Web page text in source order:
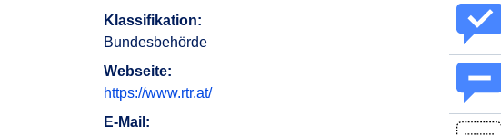
Klassifikation:
Bundesbehörde
Webseite:
https://www.rtr.at/
E-Mail: